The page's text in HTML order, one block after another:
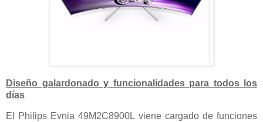
Diseño galardonado y funcionalidades para todos los
días
El Philips Evnia 49M2C8900L viene cargado de funciones